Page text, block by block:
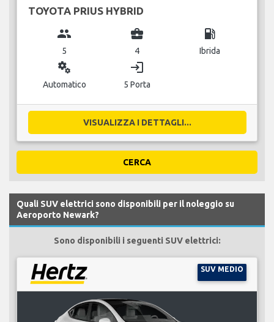
TOYOTA PRIUS HYBRID
group
5
business_center
4
local_gas_station
Ibrida
miscellaneous_services
Automatico
login
5 Porta
VISUALIZZA I DETTAGLI...
CERCA
Quali SUV elettrici sono disponibili per il noleggio su
Aeroporto Newark?
Sono disponibili i seguenti SUV elettrici:
SUV MEDIO